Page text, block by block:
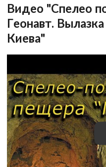
Видео "Спелео
Геонавт.
Киева"